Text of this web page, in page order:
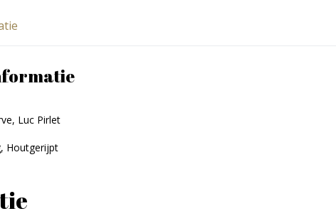
Luc Pirlet
Houtgerijpt